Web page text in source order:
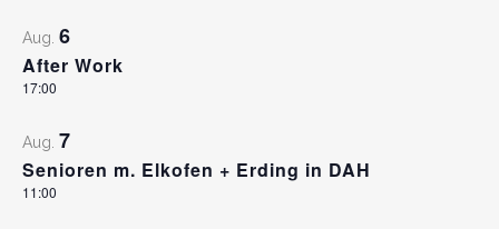
Aug. 6
After Work
17:00
Aug. 7
Senioren m. Elkofen + Erding in DAH
11:00